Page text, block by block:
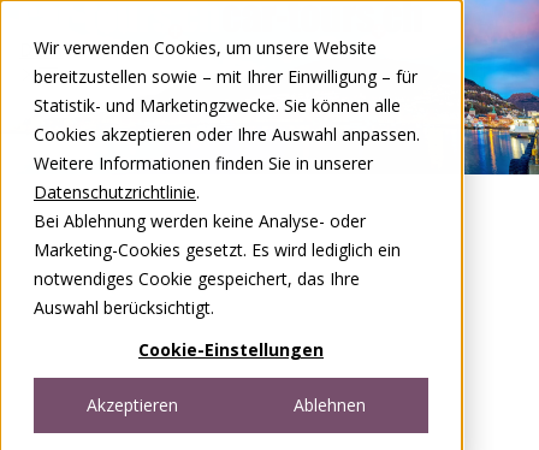
Wir verwenden Cookies, um unsere Website
bereitzustellen sowie – mit Ihrer Einwilligung – für
Statistik- und Marketingzwecke. Sie können alle
Cookies akzeptieren oder Ihre Auswahl anpassen.
Weitere Informationen finden Sie in unserer
Datenschutzrichtlinie.
Bei Ablehnung werden keine Analyse- oder
Marketing-Cookies gesetzt. Es wird lediglich ein
notwendiges Cookie gespeichert, das Ihre
Auswahl berücksichtigt.
Cookie-Einstellungen
Akzeptieren Ablehnen
DEFR
Open menu